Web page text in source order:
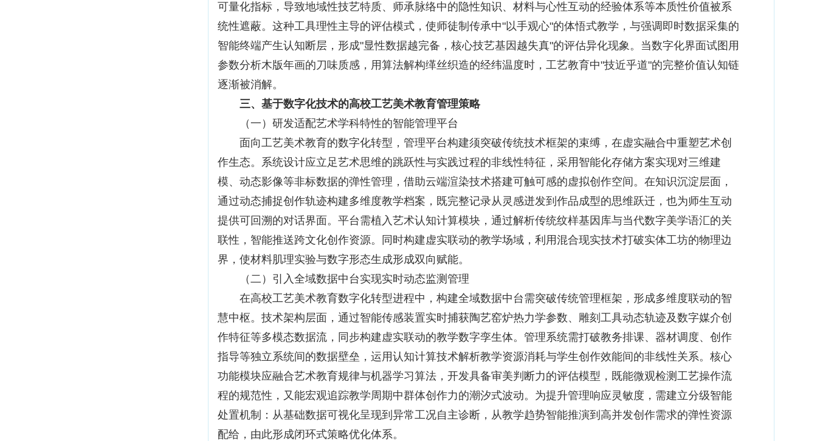
可量化指标，导致地域性技艺特质、师承脉络中的隐性知识、材料与心性互动的经验体系等本质性价值被系
统性遮蔽。这种工具理性主导的评估模式，使师徒制传承中"以手观心"的体悟式教学，与强调即时数据采集的
智能终端产生认知断层，形成"显性数据越完备，核心技艺基因越失真"的评估异化现象。当数字化界面试图用
参数分析木版年画的刀味质感，用算法解构缂丝织造的经纬温度时，工艺教育中"技近乎道"的完整价值认知链
逐渐被消解。
三、基于数字化技术的高校工艺美术教育管理策略
（一）研发适配艺术学科特性的智能管理平台
面向工艺美术教育的数字化转型，管理平台构建须突破传统技术框架的束缚，在虚实融合中重塑艺术创
作生态。系统设计应立足艺术思维的跳跃性与实践过程的非线性特征，采用智能化存储方案实现对三维建
模、动态影像等非标数据的弹性管理，借助云端渲染技术搭建可触可感的虚拟创作空间。在知识沉淀层面，
通过动态捕捉创作轨迹构建多维度教学档案，既完整记录从灵感迸发到作品成型的思维跃迁，也为师生互动
提供可回溯的对话界面。平台需植入艺术认知计算模块，通过解析传统纹样基因库与当代数字美学语汇的关
联性，智能推送跨文化创作资源。同时构建虚实联动的教学场域，利用混合现实技术打破实体工坊的物理边
界，使材料肌理实验与数字形态生成形成双向赋能。
（二）引入全域数据中台实现实时动态监测管理
在高校工艺美术教育数字化转型进程中，构建全域数据中台需突破传统管理框架，形成多维度联动的智
慧中枢。技术架构层面，通过智能传感装置实时捕获陶艺窑炉热力学参数、雕刻工具动态轨迹及数字媒介创
作特征等多模态数据流，同步构建虚实联动的教学数字孪生体。管理系统需打破教务排课、器材调度、创作
指导等独立系统间的数据壁垒，运用认知计算技术解析教学资源消耗与学生创作效能间的非线性关系。核心
功能模块应融合艺术教育规律与机器学习算法，开发具备审美判断力的评估模型，既能微观检测工艺操作流
程的规范性，又能宏观追踪教学周期中群体创作力的潮汐式波动。为提升管理响应灵敏度，需建立分级智能
处置机制：从基础数据可视化呈现到异常工况自主诊断，从教学趋势智能推演到高并发创作需求的弹性资源
配给，由此形成闭环式策略优化体系。